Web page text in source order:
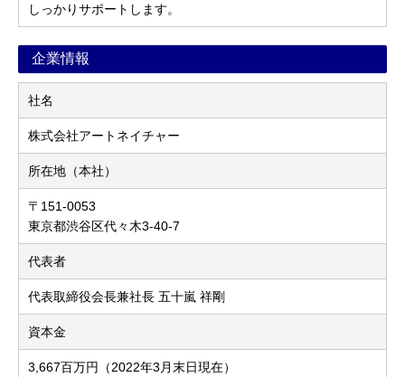
しっかりサポートします。
企業情報
社名
株式会社アートネイチャー
所在地（本社）
〒151-0053
東京都渋谷区代々木3-40-7
代表者
代表取締役会長兼社長 五十嵐 祥剛
資本金
3,667百万円（2022年3月末日現在）